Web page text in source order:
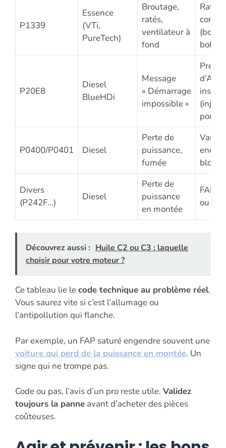
P1339
Essence
(VTi,
PureTech)
Broutage,
ratés,
ventilateur à
fond
Raté
P20E8
Diesel
BlueHDi
Message
« Démarrage
impossible »
P0400/P0401 Diesel
Perte de
puissance,
fumée
Vanne
Divers
(P242F…)
Diesel
Perte de
puissance
en montée
FAP
ou
Découvrez aussi : Huile C2 ou C3 : laquelle
choisir pour votre moteur ?
Ce tableau lie lecode technique au problème réel.
Vous saurez vite si c’est l’allumage ou
l’antipollution qui flanche.
Par exemple, un FAP saturé engendre souvent une
voiture qui perd de la puissance en montée. Un
signe qui ne trompe pas.
Code ou pas, l’avis d’un pro reste utile. Validez
toujours la panne avant d’acheter des pièces
coûteuses.